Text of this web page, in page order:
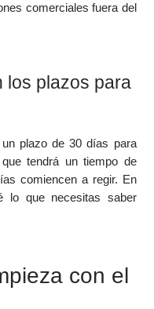
comerciales fuera del
los plazos para
plazo de 30 días para
tendrá un tiempo de
comiencen a regir. En
lo que necesitas saber
con el